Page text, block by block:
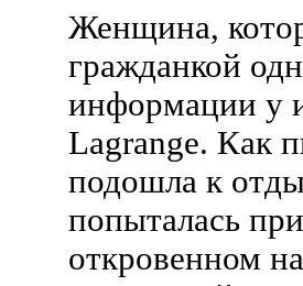
Женщина,
гражданкой
информации у
Lagrange. Как
подошла к
попыталась
откровенном